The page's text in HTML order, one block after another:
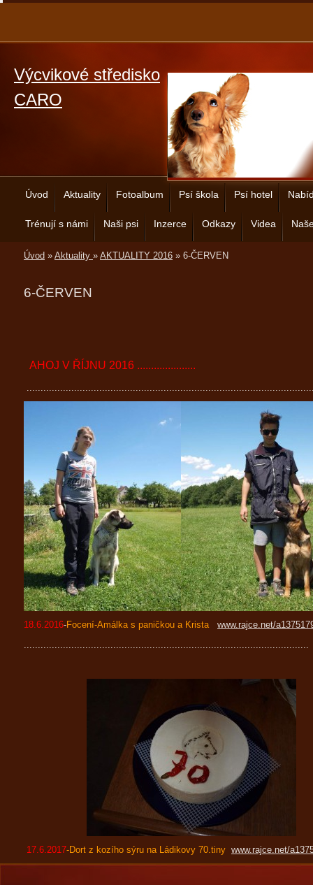
Výcvikové středisko
CARO
Úvod Aktuality Fotoalbum Psí škola Psí hotel
Trénují s námi Naši psi Inzerce Odkazy Videa
Úvod » Aktuality » AKTUALITY 2016 » 6-ČERVEN
6-ČERVEN
AHOJ V ŘÍJNU 2016 .....................
18.6.2016-Focení-Amálka s paničkou a Krista www.rajce.net/
......................................................................................................
17.6.2017-Dort z kozího sýru na Ládikovy 70.tiny www.rajce.net/